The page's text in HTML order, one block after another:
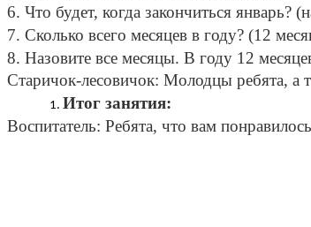
6. Что будет, когда закончиться январь?
7. Сколько всего месяцев в году? (12
8. Назовите все месяцы. В году 12
Старичок-лесовичок: Молодцы ребята, а
Итог занятия:
Воспитатель: Ребята, что вам